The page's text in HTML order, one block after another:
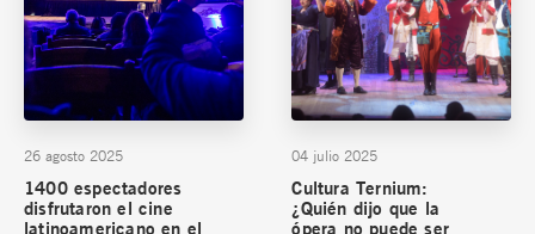
26 agosto 2025
1400 espectadores
disfrutaron el cine
latinoamericano en el
04 julio 2025
Cultura Ternium:
¿Quién dijo que la
ópera no puede ser